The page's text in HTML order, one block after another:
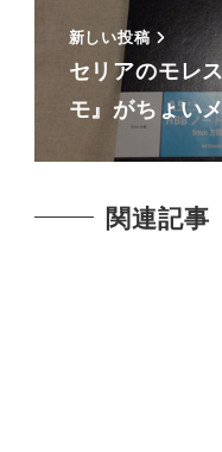
新しい投稿
セリアのモレ
モ』がちょい
関連記事